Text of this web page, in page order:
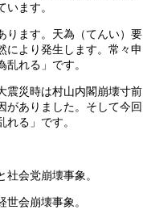
ます。
ります。天為（てんい）要
により発生します。常々申
れる」です。
震災時は村山内閣崩壊寸前
がありました。そして今回
る」です。
会党崩壊事象。
会崩壊事象。